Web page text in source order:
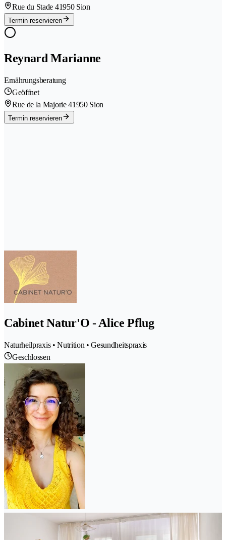
Rue du Stade 41950 Sion
Termin reservieren
Reynard Marianne
Ernährungsberatung
Geöffnet
Rue de la Majorie 41950 Sion
Termin reservieren
Cabinet Natur'O - Alice Pflug
Naturheilpraxis • Nutrition • Gesundheitspraxis
Geschlossen